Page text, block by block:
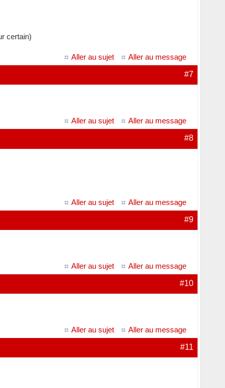
certain)
Aller au sujet Aller au message
#7
Aller au sujet Aller au message
#8
Aller au sujet Aller au message
#9
Aller au sujet Aller au message
#10
Aller au sujet Aller au message
#11